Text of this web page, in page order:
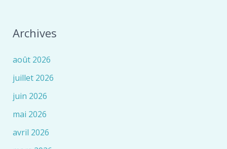
Archives
août 2026
juillet 2026
juin 2026
mai 2026
avril 2026